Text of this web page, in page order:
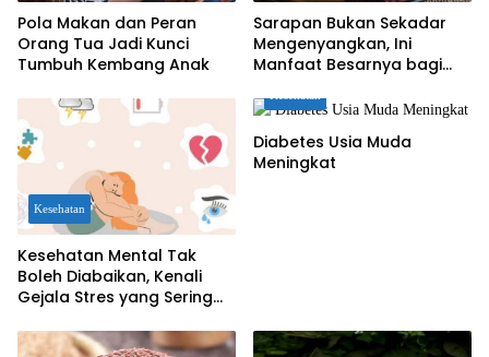
Pola Makan dan Peran
Orang Tua Jadi Kunci
Tumbuh Kembang Anak
Sarapan Bukan Sekadar
Mengenyangkan, Ini
Manfaat Besarnya bagi
Kesehatan
Kesehatan Mental Tak
Boleh Diabaikan, Kenali
Gejala Stres yang Sering
Diabetes Usia Muda
Meningkat